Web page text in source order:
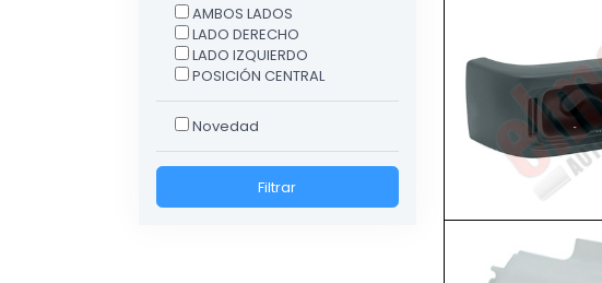
AMBOS LADOS
LADO DERECHO
LADO IZQUIERDO
POSICIÓN CENTRAL
Novedad
Filtrar